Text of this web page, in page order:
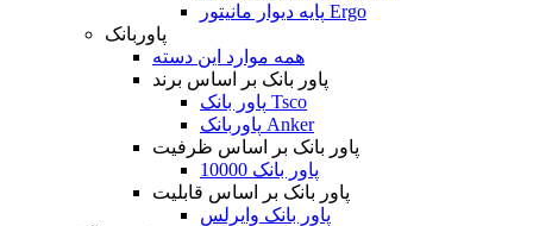
پایه دیوار مانیتور Ergo
پاوربانک
همه موارد این دسته
پاور بانک بر اساس برند
پاور بانک Tsco
پاوربانک Anker
پاور بانک بر اساس ظرفیت
پاور بانک 10000
پاور بانک بر اساس قابلیت
پاور بانک وایرلس